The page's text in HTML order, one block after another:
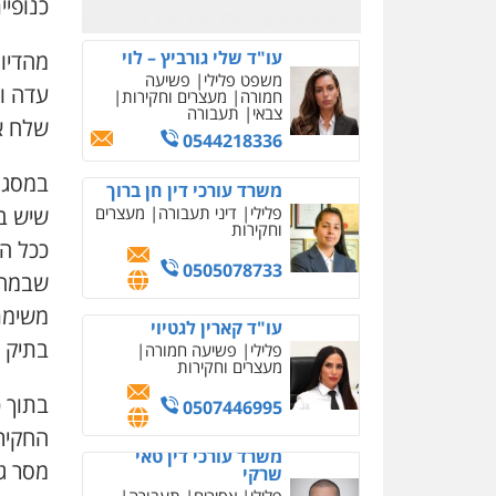
עו"ד שלי גורביץ – לוי
משפט פלילי פשיעה
חמורה מעצרים וחקירות
צבאי תעבורה
0544218336
משרד עורכי דין חן ברוך
פלילי דיני תעבורה מעצרים
וחקירות
0505078733
עו"ד קארין לגטיוי
פלילי פשיעה חמורה
מעצרים וחקירות
0507446995
משרד עורכי דין טאי
שרקי
עדה
שלח
שיש
ככל
בתיק
בתוך
מסר